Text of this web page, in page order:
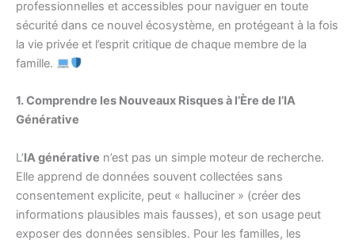
professionnelles et accessibles pour naviguer en toute
sécurité dans ce nouvel écosystème, en protégeant à la fois
la vie privée et l’esprit critique de chaque membre de la
famille.
1. Comprendre les Nouveaux Risques à l’Ère de l’IA
Générative
L’IA générative n’est pas un simple moteur de recherche.
Elle apprend de données souvent collectées sans
consentement explicite, peut « halluciner » (créer des
informations plausibles mais fausses), et son usage peut
exposer des données sensibles. Pour les familles, les